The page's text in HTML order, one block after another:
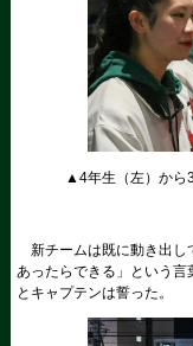
▲4年生（左）から
新チームは既に動き出し
あったらできる」という言
とキャプテンは誓った。